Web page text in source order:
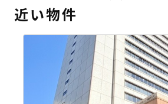
近い物件